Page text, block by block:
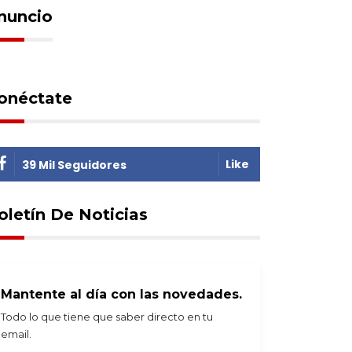
39 Mil Seguidores Like
De Noticias
Mantente al día con las novedades.
Todo lo que tiene que saber directo en tu
email.